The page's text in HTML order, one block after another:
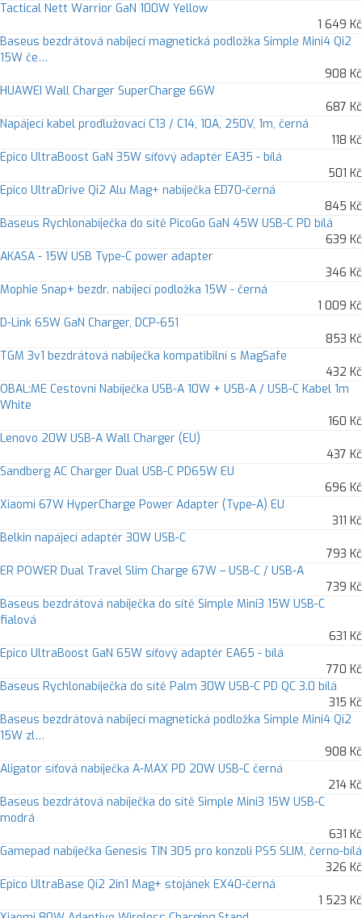
Tactical Nett Warrior GaN 100W Yellow
1 649 Kč
Baseus bezdrátová nabíjecí magnetická podložka Simple Mini4 Qi2
15W če…
908 Kč
HUAWEI Wall Charger SuperCharge 66W
687 Kč
Napájecí kabel prodlužovací C13 / C14, 10A, 250V, 1m, černá
118 Kč
Epico UltraBoost GaN 35W síťový adaptér EA35 - bílá
501 Kč
Epico UltraDrive Qi2 Alu Mag+ nabíječka ED70-černá
845 Kč
Baseus Rychlonabíječka do sítě PicoGo GaN 45W USB-C PD bílá
639 Kč
AKASA - 15W USB Type-C power adapter
346 Kč
Mophie Snap+ bezdr. nabíjecí podložka 15W - černá
1 009 Kč
D-Link 65W GaN Charger, DCP-651
853 Kč
TGM 3v1 bezdrátová nabíječka kompatibilní s MagSafe
432 Kč
OBAL:ME Cestovní Nabíječka USB-A 10W + USB-A / USB-C Kabel 1m
White
160 Kč
Lenovo 20W USB-A Wall Charger (EU)
437 Kč
Sandberg AC Charger Dual USB-C PD65W EU
696 Kč
Xiaomi 67W HyperCharge Power Adapter (Type-A) EU
311 Kč
Belkin napájecí adaptér 30W USB-C
793 Kč
ER POWER Dual Travel Slim Charge 67W – USB-C / USB-A
739 Kč
Baseus bezdrátová nabíječka do sítě Simple Mini3 15W USB-C
fialová
631 Kč
Epico UltraBoost GaN 65W síťový adaptér EA65 - bílá
770 Kč
Baseus Rychlonabíječka do sítě Palm 30W USB-C PD QC 3.0 bílá
315 Kč
Baseus bezdrátová nabíjecí magnetická podložka Simple Mini4 Qi2
15W zl…
908 Kč
Aligator síťová nabíječka A-MAX PD 20W USB-C černá
214 Kč
Baseus bezdrátová nabíječka do sítě Simple Mini3 15W USB-C
modrá
631 Kč
Gamepad nabíječka Genesis TIN 305 pro konzoli PS5 SLIM, černo-bílá
326 Kč
Epico UltraBase Qi2 2in1 Mag+ stojánek EX40-černá
1 523 Kč